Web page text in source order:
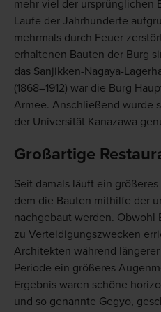
mehr viel der ursprünglichen
Laufe der Jahrhunderte
mehrmals durch Feuer
erhaltenen Bauten der Burg
das Sanjikken-Nagaya-
(1868–1912) war die Burg
Armee. Anschließend wurde
der Universität Kanazawa
Großartige
Seit damals läuft ein
dem die Bauten mithilfe der
nachgebaut werden. Obwohl
zu Verteidigungszwecken
Architekten während
Periode ein größeres
Ergebnis waren schöne
und so genannte Gegyo,